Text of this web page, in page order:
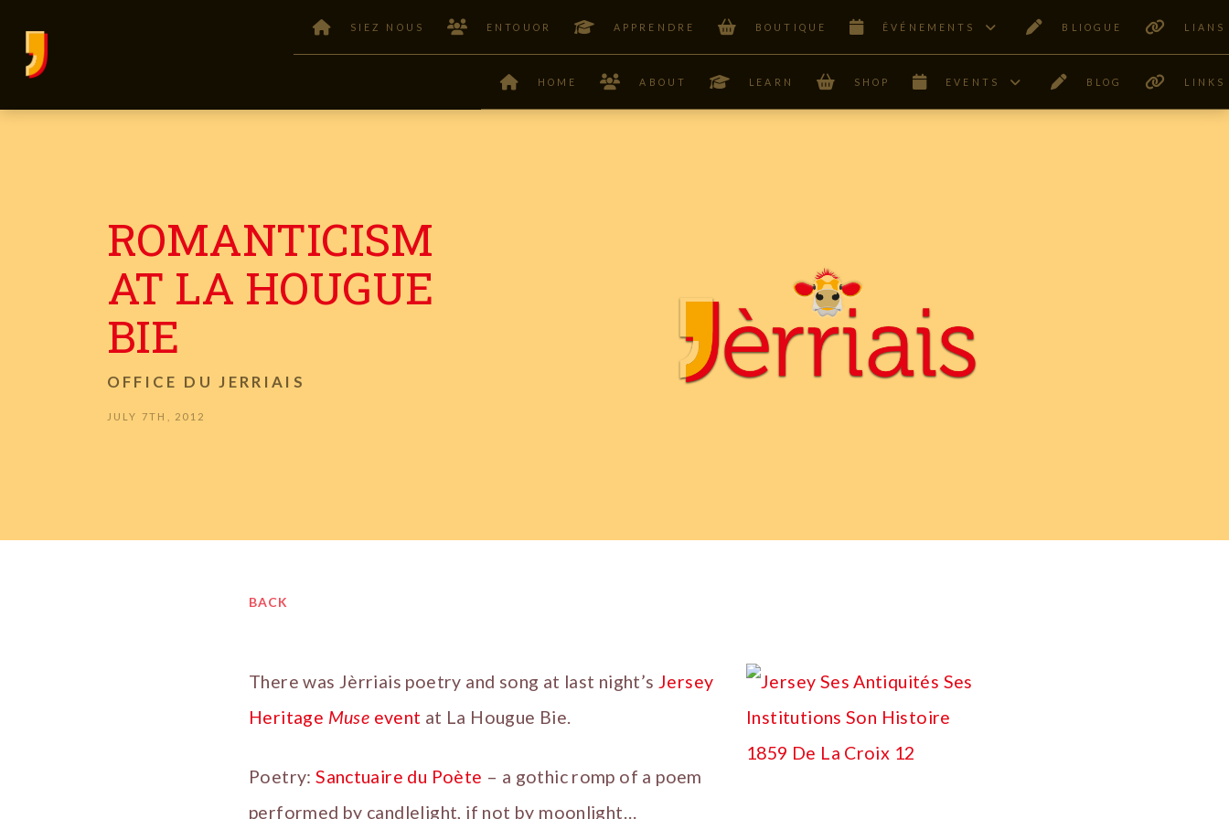
SIEZ NOUS ENTOUOR APPRENDRE BOUTIQUE ÊVÉNEMENTS BLIOGUE LIANS
HOME ABOUT LEARN SHOP EVENTS BLOG LINKS
ROMANTICISM
AT LA HOUGUE
BIE
OFFICE DU JERRIAIS
JULY 7TH, 2012
BACK
There was Jèrriais poetry and song at last night’s Jersey
Heritage Muse event at La Hougue Bie.
Poetry:Sanctuaire du Poète – a gothic romp of a poem
performed by candlelight, if not by moonlight…